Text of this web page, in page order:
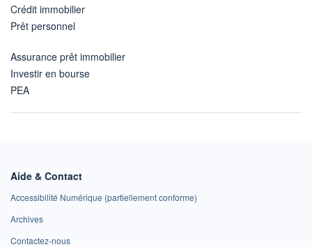
Crédit immobilier
Prêt personnel
Assurance prêt immobilier
Investir en bourse
PEA
Aide & Contact
Accessibilité Numérique (partiellement conforme)
Archives
Contactez-nous